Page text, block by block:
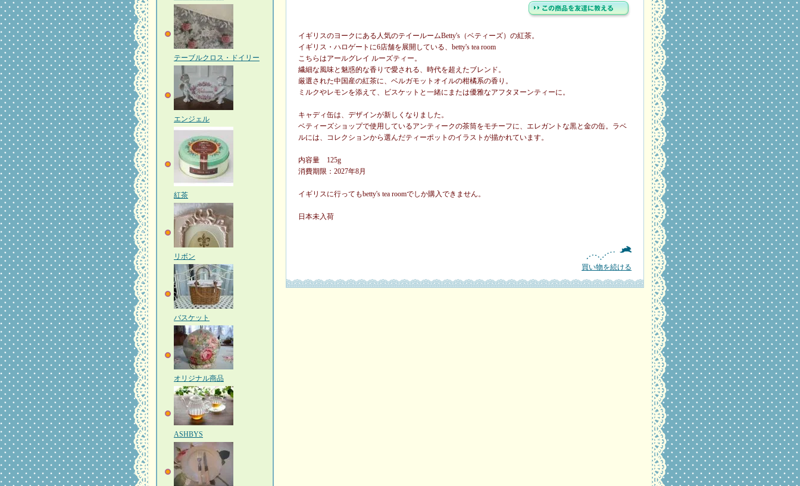
テーブルクロス・ドイリー
エンジェル
紅茶
リボン
バスケット
オリジナル商品
ASHBYS
イギリスのヨークにある人気のテイールームBetty's（ベティーズ）の紅茶。
イギリス・ハロゲートに6店舗を展開している、betty's tea room
こちらはアールグレイ ルーズティー。
繊細な風味と魅惑的な香りで愛される、時代を超えたブレンド。
厳選された中国産の紅茶に、ベルガモットオイルの柑橘系の香り。
ミルクやレモンを添えて、ビスケットと一緒にまたは優雅なアフタヌーンティーに。
キャディ缶は、デザインが新しくなりました。
ベティーズショップで使用しているアンティークの茶筒をモチーフに、エレガントな黒と金の缶。ラベ
ルには、コレクションから選んだティーポットのイラストが描かれています。
内容量 125g
消費期限：2027年8月
イギリスに行ってもbetty's tea roomでしか購入できません。
日本未入荷
買い物を続ける